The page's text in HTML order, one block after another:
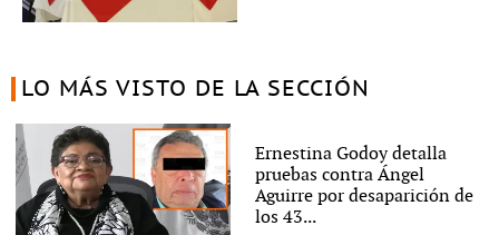
LO MÁS VISTO DE LA SECCIÓN
Ernestina Godoy detalla
pruebas contra Ángel
Aguirre por desaparición de
los 43...